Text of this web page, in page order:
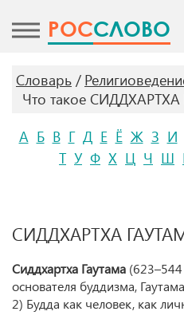
POCСЛОВО
Словарь
Что такое
А Б В Г Д Е Ё Ж З И
Т У Ф Х Ц Ч Ш
СИДДХАРТХА
Сиддхартха Гаутама
основателя буддизма,
2) Будда как человек, как